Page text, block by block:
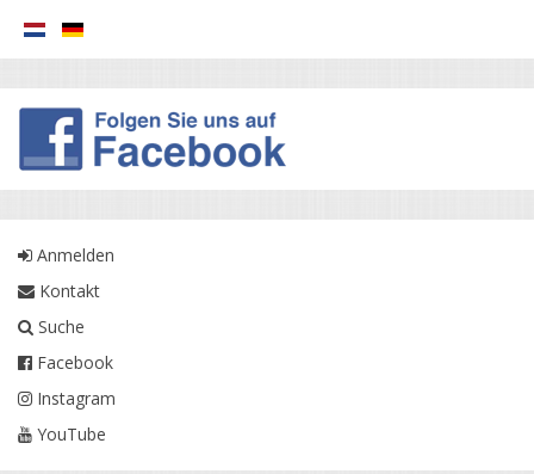
Anmelden
Kontakt
Suche
Facebook
Instagram
YouTube